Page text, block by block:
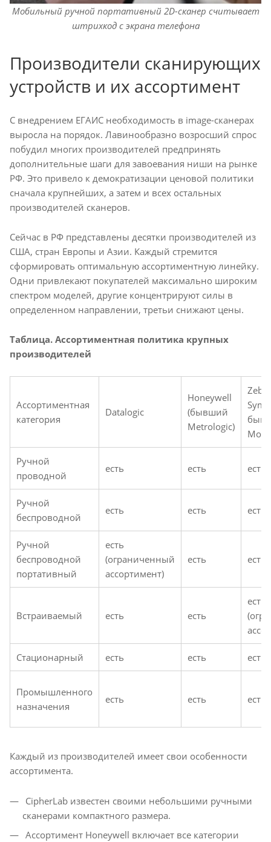
Mобильный ручной портативный 2D-сканер считывает
штрихкод с экрана телефона
Производители сканирующих
устройств и их ассортимент
С внедрением ЕГАИС необходимость в image-сканерах
выросла на порядок. Лавинообразно возросший спрос
побудил многих производителей предпринять
дополнительные шаги для завоевания ниши на рынке
РФ. Это привело к демократизации ценовой политики
сначала крупнейших, а затем и всех остальных
производителей сканеров.
Сейчас в РФ представлены десятки производителей из
США, стран Европы и Азии. Каждый стремится
сформировать оптимальную ассортиментную линейку.
Одни привлекают покупателей максимально широким
спектром моделей, другие концентрируют силы в
определенном направлении, третьи снижают цены.
Таблица. Ассортиментная политика крупных
производителей
Ассортиментная
категория
Datalogic
Honeywell
(бывший
Metrologic)
Ручной
проводной
есть есть есть
Ручной
беспроводной
есть есть есть
Ручной
беспроводной
портативный
есть
(ограниченный
ассортимент)
есть есть
Встраиваемый есть есть
есть
Стационарный есть есть есть
Промышленного
назначения
есть есть есть
Каждый из производителей имеет свои особенности
ассортимента.
CipherLab известен своими небольшими ручными
сканерами компактного размера.
Ассортимент Honeywell включает все категории